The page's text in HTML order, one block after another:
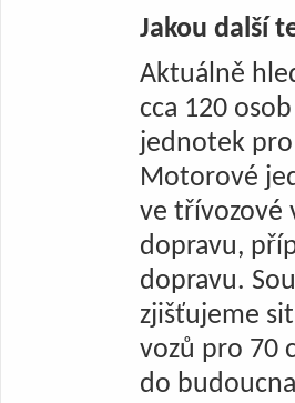
Jakou další
Aktuálně
cca 120
jednotek
Motorové
ve třívozové
dopravu,
dopravu.
zjišťujeme
vozů pro 70
do